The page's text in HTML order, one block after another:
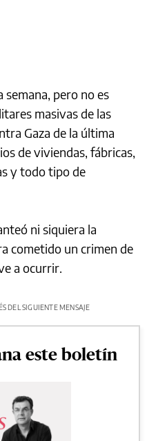
semana, pero no es
masivas de las
Gaza de la última
de viviendas, fábricas,
y todo tipo de
ni siquiera la
cometido un crimen de
a ocurrir.
DEL SIGUIENTE MENSAJE
este boletín